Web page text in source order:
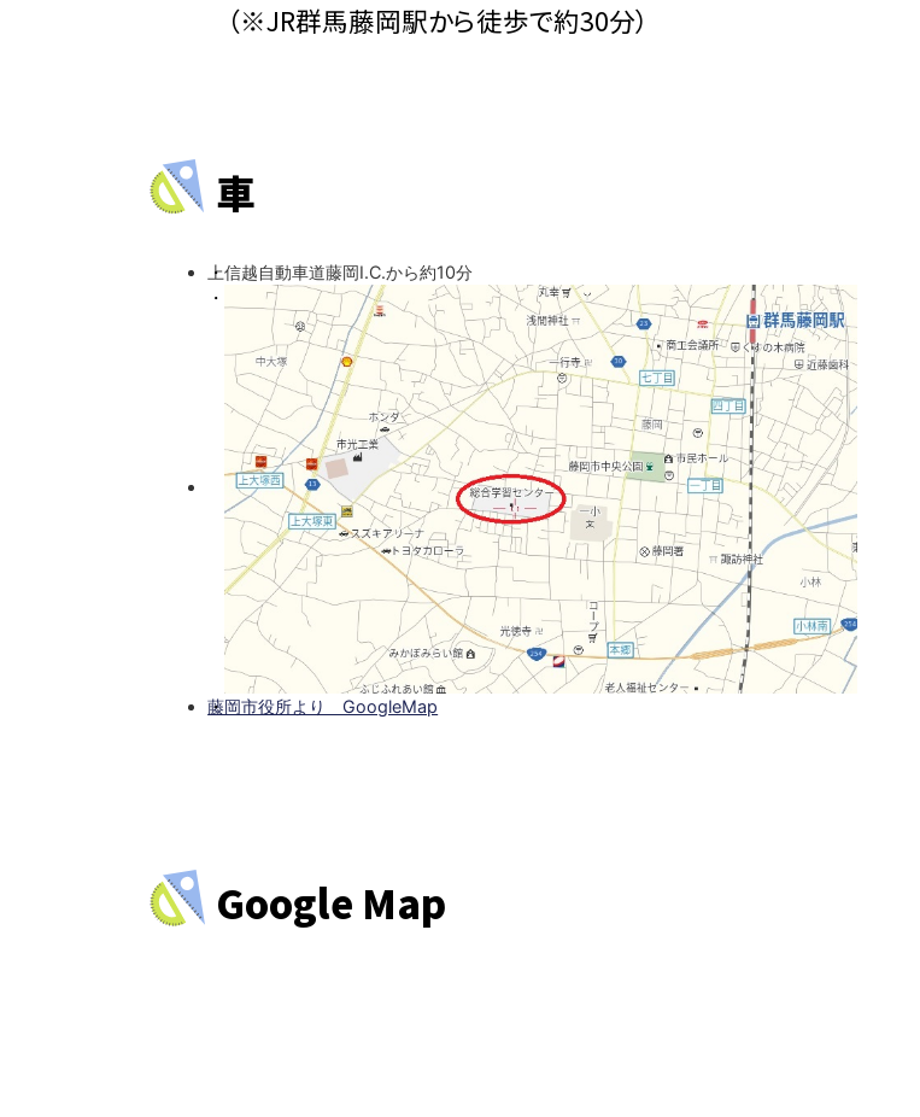
（※JR群馬藤岡駅から徒歩で約30分）
車
上信越自動車道藤岡I.C.から約10分
藤岡市役所より GoogleMap
Google Map